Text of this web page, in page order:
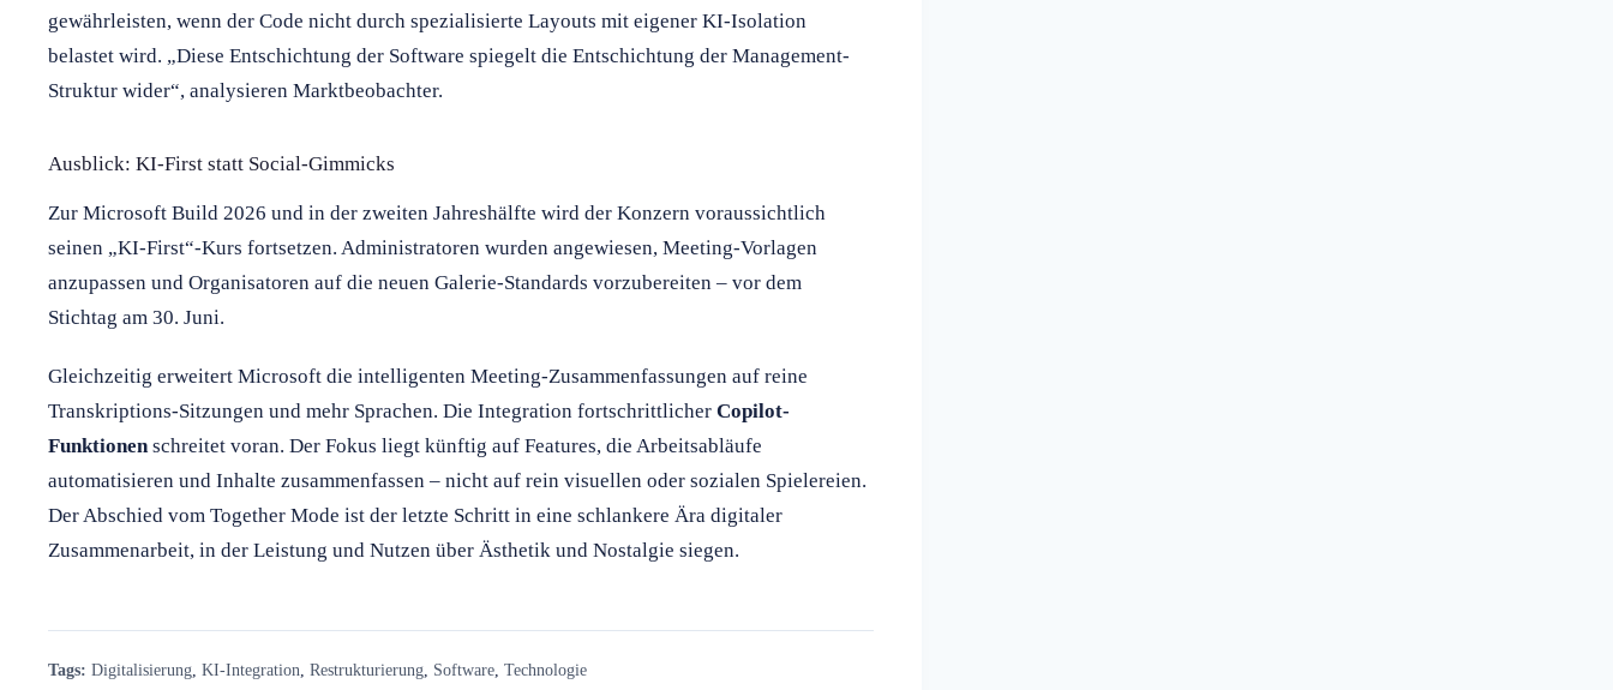
gewährleisten, wenn der Code nicht durch spezialisierte Layouts mit eigener KI-Isolation
belastet wird. „Diese Entschichtung der Software spiegelt die Entschichtung der Management-
Struktur wider“, analysieren Marktbeobachter.
Ausblick: KI-First statt Social-Gimmicks
Zur Microsoft Build 2026 und in der zweiten Jahreshälfte wird der Konzern voraussichtlich
seinen „KI-First“-Kurs fortsetzen. Administratoren wurden angewiesen, Meeting-Vorlagen
anzupassen und Organisatoren auf die neuen Galerie-Standards vorzubereiten – vor dem
Stichtag am 30. Juni.
Gleichzeitig erweitert Microsoft die intelligenten Meeting-Zusammenfassungen auf reine
Transkriptions-Sitzungen und mehr Sprachen. Die Integration fortschrittlicher Copilot-
Funktionenschreitet voran. Der Fokus liegt künftig auf Features, die Arbeitsabläufe
automatisieren und Inhalte zusammenfassen – nicht auf rein visuellen oder sozialen Spielereien.
Der Abschied vom Together Mode ist der letzte Schritt in eine schlankere Ära digitaler
Zusammenarbeit, in der Leistung und Nutzen über Ästhetik und Nostalgie siegen.
Tags: Digitalisierung KI-Integration Restrukturierung Software Technologie